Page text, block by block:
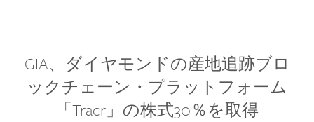
GIA、ダイヤモンドの産地追跡ブロ
ックチェーン・プラットフォーム
「Tracr」の株式30％を取得